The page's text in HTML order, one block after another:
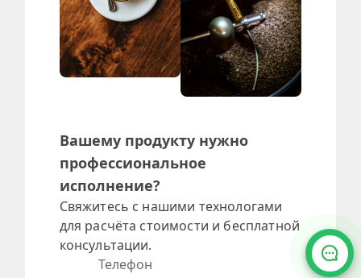
Вашему продукту нужно
профессиональное
исполнение?
Свяжитесь с нашими технологами
для расчёта стоимости и бесплатной
консультации.
Телефон